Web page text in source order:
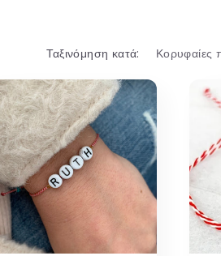
ή
Ταξινόμηση κατά: